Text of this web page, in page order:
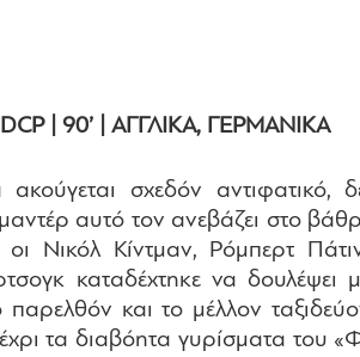
| 90’ | ΑΓΓΛΙΚΑ, ΓΕΡΜΑΝΙΚΑ
σχεδόν αντιφατικό,
αυτό τον ανεβάζει στο
Νικόλ Κίντμαν, Ρόμπερτ
καταδέχτηκε να
και το μέλλον
τα διαβόητα γυρίσματα του